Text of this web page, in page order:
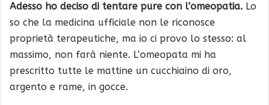
Adesso ho deciso di tentare pure con l’omeopatia. Lo
so che la medicina ufficiale non le riconosce
proprietà terapeutiche, ma io ci provo lo stesso: al
massimo, non farà niente. L’omeopata mi ha
prescritto tutte le mattine un cucchiaino di oro,
argento e rame, in gocce.